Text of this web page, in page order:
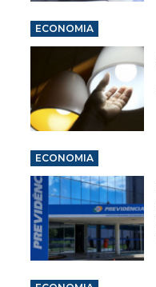
ECONOMIA
ECONOMIA